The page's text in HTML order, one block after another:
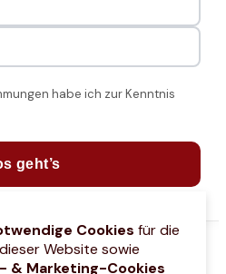
habe ich zur Kenntnis
geht’s
Cookies für die
Website sowie
& Marketing-Cookies